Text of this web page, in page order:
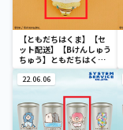
【ともだちはくま】【セ
ット配送】【Bけんしゅう
ちゅう】ともだちはくま
みつばちポーチ
22.06.06